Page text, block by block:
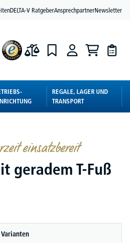
DELTA-V RatgeberAnsprechpartnerNewsletter
REGALE, LAGER UND
TRANSPORT
einsatzbereit
geradem T-Fuß